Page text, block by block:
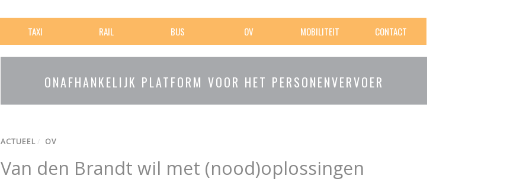
TAXI RAIL BUS OV MOBILITEIT CONTACT
ONAFHANKELIJK PLATFORM VOOR HET PERSONENVERVOER
ACTUEEL/ OV
Van den Brandt wil met (nood)oplossingen